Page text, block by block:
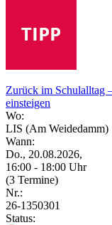
Zurück im Schulalltag
einsteigen
Wo:
LIS (Am Weidedamm)
Wann:
Do., 20.08.2026,
16:00 - 18:00 Uhr
(3 Termine)
Nr.:
26-1350301
Status: